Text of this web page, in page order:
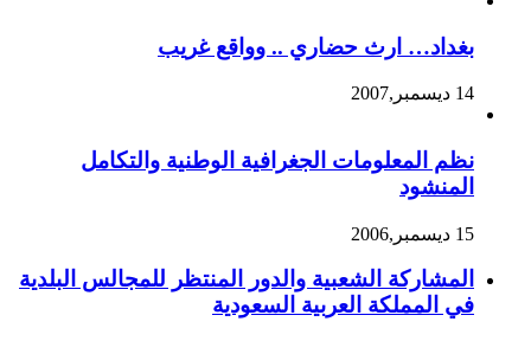
بغداد… ارث حضاري .. وواقع غريب
14 ديسمبر,2007
نظم المعلومات الجغرافية الوطنية والتكامل
المنشود
15 ديسمبر,2006
المشاركة الشعبية والدور المنتظر للمجالس البلدية
في المملكة العربية السعودية